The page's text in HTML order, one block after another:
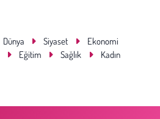
Dünya Siyaset
Ekonomi
Eğitim Sağlık
Kadın